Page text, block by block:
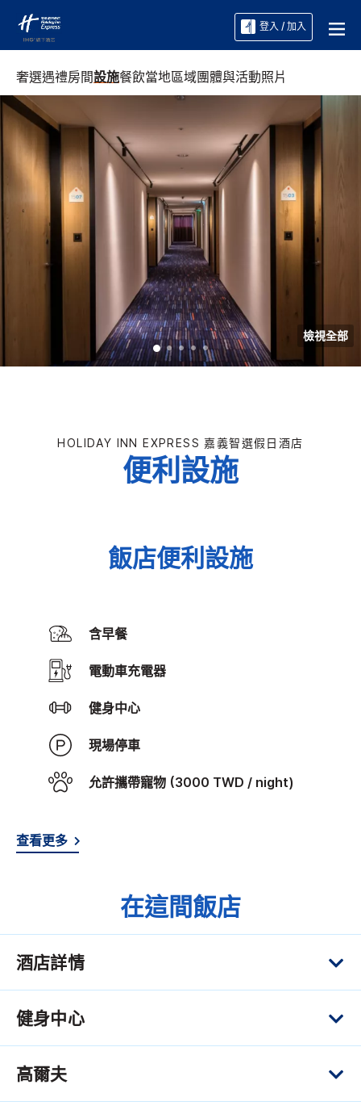
登入 / 加入
奢選遇禮房間設施餐飲當地區域團體與活動照片
檢視全部
HOLIDAY INN EXPRESS 嘉義智選假日酒店
便利設施
飯店便利設施
含早餐
電動車充電器
健身中心
現場停車
允許攜帶寵物 (3000 TWD / night)
查看更多
在這間飯店
酒店詳情
健身中心
高爾夫